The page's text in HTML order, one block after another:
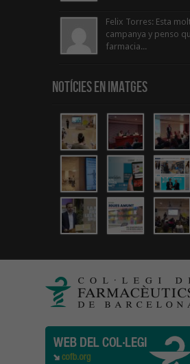
Felix Torres: Esta
campanya y penso
farmacia...
Notícies en Imatges